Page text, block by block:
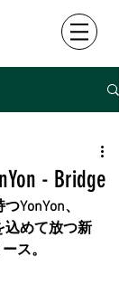
- Bridge
YonYon、
込めて放つ新
ス。